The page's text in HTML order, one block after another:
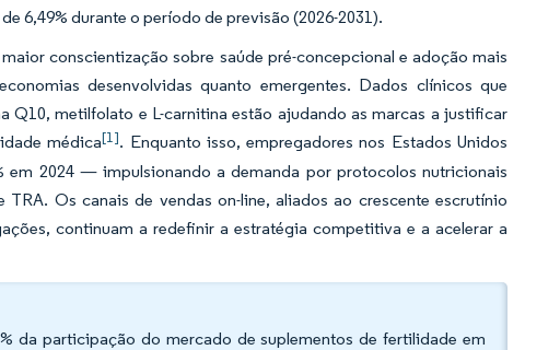
6,49% durante o período de previsão (2026-2031).
conscientização sobre saúde pré-concepcional e adoção mais
desenvolvidas quanto emergentes. Dados clínicos que
metilfolato e L-carnitina estão ajudando as marcas a justificar
médica[1]. Enquanto isso, empregadores nos Estados Unidos
2024 — impulsionando a demanda por protocolos nutricionais
Os canais de vendas on-line, aliados ao crescente escrutínio
continuam a redefinir a estratégia competitiva e a acelerar a
da participação do mercado de suplementos de fertilidade em